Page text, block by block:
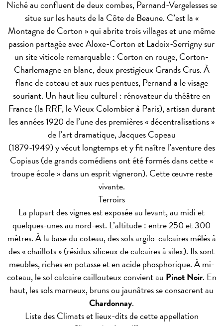
Niché au confluent de deux combes, Pernand-Vergelesses se
situe sur les hauts de la Côte de Beaune. C’est la «
Montagne de Corton » qui abrite trois villages et une même
passion partagée avec Aloxe-Corton et Ladoix-Serrigny sur
un site viticole remarquable : Corton en rouge, Corton-
Charlemagne en blanc, deux prestigieux Grands Crus. À
flanc de coteau et aux rues pentues, Pernand a le visage
souriant. Un haut lieu culturel : rénovateur du théâtre en
France (la RRF, le Vieux Colombier à Paris), artisan durant
les années 1920 de l’une des premières « décentralisations »
de l’art dramatique, Jacques Copeau
(1879-1949) y vécut longtemps et y fit naître l’aventure des
Copiaus (de grands comédiens ont été formés dans cette «
troupe école » dans un esprit vigneron). Cette œuvre reste
vivante.
Terroirs
La plupart des vignes est exposée au levant, au midi et
quelques-unes au nord-est. L’altitude : entre 250 et 300
mètres. À la base du coteau, des sols argilo-calcaires mêlés à
des « chaillots » (résidus siliceux de calcaires à silex). Ils sont
meubles, riches en potasse et en acide phosphorique. À mi-
coteau, le sol calcaire caillouteux convient au Pinot Noir. En
haut, les sols marneux, bruns ou jaunâtres se consacrent au
Chardonnay.
Liste des Climats et lieux-dits de cette appellation